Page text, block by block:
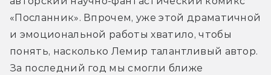
«Посланник». Впрочем, уже этой драматичной
и эмоциональной работы хватило, чтобы
понять, насколько Лемир талантливый автор.
За последний год мы смогли ближе